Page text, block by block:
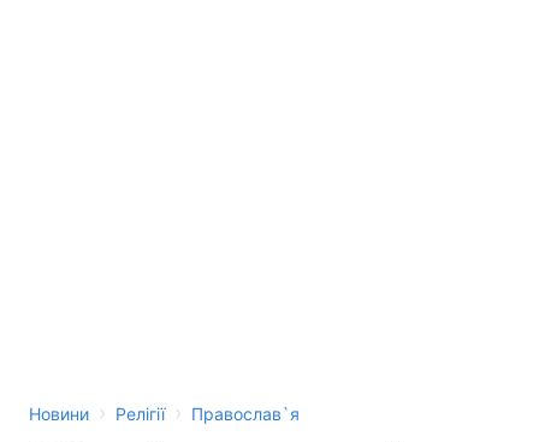
Новини › Релігії › Православ`я